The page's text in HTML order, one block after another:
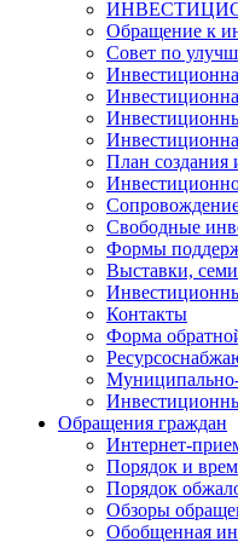
Обращение к
Совет по
План создания
Свободные
Формы
Выставки,
Контакты
Форма
Муниципально-
Обращения граждан
Интернет-
Порядок и
Порядок
Обзоры
Обобщенная